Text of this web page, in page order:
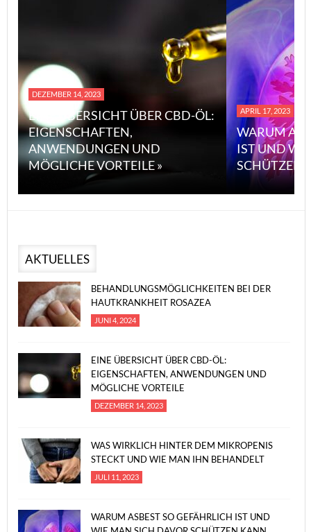
DEZEMBER 14, 2023
EINE ÜBERSICHT ÜBER CBD-ÖL:
EIGENSCHAFTEN,
ANWENDUNGEN UND
MÖGLICHE VORTEILE »
APRIL 17, 2023
WARUM
IST UND
SCHÜTZEN
AKTUELLES
BEHANDLUNGSMÖGLICHKEITEN BEI DER
HAUTKRANKHEIT ROSAZEA
JUNI 4, 2024
EINE ÜBERSICHT ÜBER CBD-ÖL:
EIGENSCHAFTEN, ANWENDUNGEN UND
MÖGLICHE VORTEILE
DEZEMBER 14, 2023
WAS WIRKLICH HINTER DEM MIKROPENIS
STECKT UND WIE MAN IHN BEHANDELT
JULI 11, 2023
WARUM ASBEST SO GEFÄHRLICH IST UND